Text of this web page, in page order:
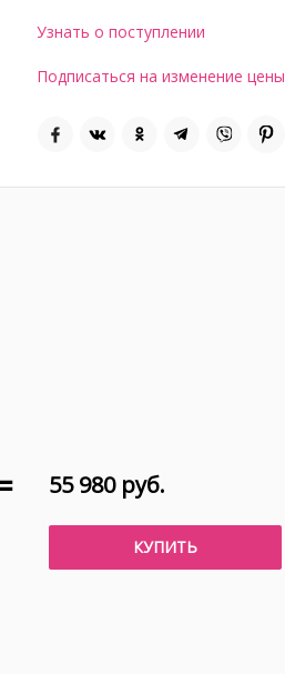
Узнать о поступлении
Подписаться на изменение цены
55 980 руб.
КУПИТЬ